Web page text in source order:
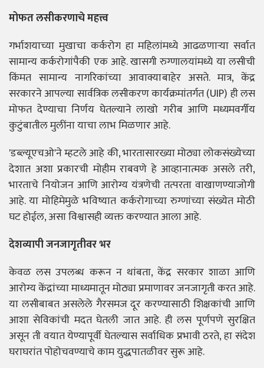
मोफत लसीकरणाचे महत्त्व
गर्भाशयाच्या मुखाचा कर्करोग हा महिलांमध्ये आढळणाऱ्या सर्वात
सामान्य कर्करोगांपैकी एक आहे. खासगी रुग्णालयांमध्ये या लसीची
किंमत सामान्य नागरिकांच्या आवाक्याबाहेर असते. मात्र, केंद्र
सरकारने आपल्या सार्वत्रिक लसीकरण कार्यक्रमांतर्गत (UIP) ही लस
मोफत देण्याचा निर्णय घेतल्याने लाखो गरीब आणि मध्यमवर्गीय
कुटुंबातील मुलींना याचा लाभ मिळणार आहे.
'डब्ल्यूएचओ'ने म्हटले आहे की, भारतासारख्या मोठ्या लोकसंख्येच्या
देशात अशा प्रकारची मोहीम राबवणे हे आव्हानात्मक असले तरी,
भारताचे नियोजन आणि आरोग्य यंत्रणेची तत्परता वाखाणण्याजोगी
आहे. या मोहिमेमुळे भविष्यात कर्करोगाच्या रुग्णांच्या संख्येत मोठी
घट होईल, असा विश्वासही व्यक्त करण्यात आला आहे.
देशव्यापी जनजागृतीवर भर
केवळ लस उपलब्ध करून न थांबता, केंद्र सरकार शाळा आणि
आरोग्य केंद्रांच्या माध्यमातून मोठ्या प्रमाणावर जनजागृती करत आहे.
या लसीबाबत असलेले गैरसमज दूर करण्यासाठी शिक्षकांची आणि
आशा सेविकांची मदत घेतली जात आहे. ही लस पूर्णपणे सुरक्षित
असून ती वयात येण्यापूर्वी घेतल्यास सर्वाधिक प्रभावी ठरते, हा संदेश
घराघरांत पोहोचवण्याचे काम युद्धपातळीवर सुरू आहे.